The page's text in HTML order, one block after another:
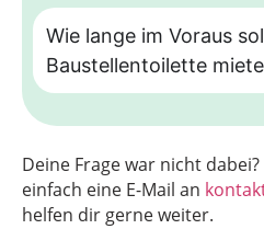
Wie lange im Voraus
Baustellentoilette
Deine Frage war nicht
einfach eine E-Mail an
helfen dir gerne weiter.